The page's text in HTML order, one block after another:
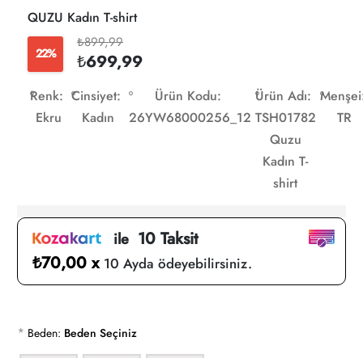
QUZU Kadın T-shirt
22%
₺899,99
₺699,99
Renk:
Ekru
Cinsiyet:
Kadın
Ürün Kodu:
26YW68000256_12
Ürün Adı:
TSH01782
Quzu
Kadın T-
shirt
TR
ile10 Taksit
₺70,00 x 10 Ayda ödeyebilirsiniz.
* Beden: Beden Seçiniz